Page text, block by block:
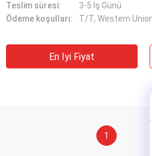
Teslim süresi:
3-5 İş Günü
Ödeme koşulları:
T/T, Western
En Iyi Fiyat
1